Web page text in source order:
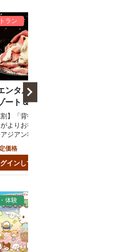
ラン
ンタルホテル 沖
ート＆スパ
& GRILL
(ブッフェ & グ
ワッチー)〕
割】「背徳のミートフ
よりお得に！洋食に
ジアン料理も♪食べ放
日11時まで予約OK
価格
インして価格を表示
体験